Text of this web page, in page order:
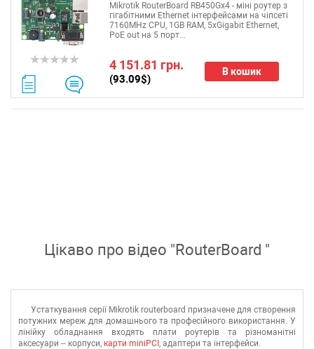
4 151.81 грн.
(93.09$)
В кошик
Mikrotik RouterBoard RB450Gx4 - міні роутер з
гігабітними Ethernet інтерфейсами на чіпсеті
7160MHz CPU, 1GB RAM, 5xGigabit Ethernet,
PoE out на 5 порт...
Цікаво про відео " RouterBoard "
Устаткування серії Mikrotik routerboard призначене для створення
потужних мереж для домашнього та професійного використання. У
лінійку обладнання входять плати роутерів та різноманітні
аксесуари – корпуси, карти miniPCI , адаптери та інтерфейси.